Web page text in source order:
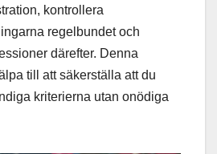
kontrollera
regelbundet och
därefter. Denna
till att säkerställa att du
kriterierna utan onödiga